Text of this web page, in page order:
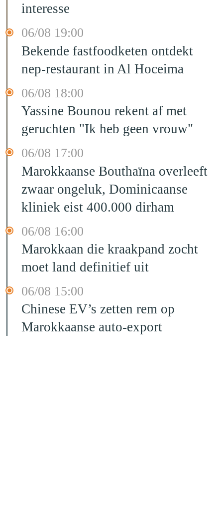
interesse
06/08 19:00
Bekende fastfoodketen ontdekt
nep-restaurant in Al Hoceima
06/08 18:00
Yassine Bounou rekent af met
geruchten "Ik heb geen vrouw"
06/08 17:00
Marokkaanse Bouthaïna overleeft
zwaar ongeluk, Dominicaanse
kliniek eist 400.000 dirham
06/08 16:00
Marokkaan die kraakpand zocht
moet land definitief uit
06/08 15:00
Chinese EV’s zetten rem op
Marokkaanse auto-export